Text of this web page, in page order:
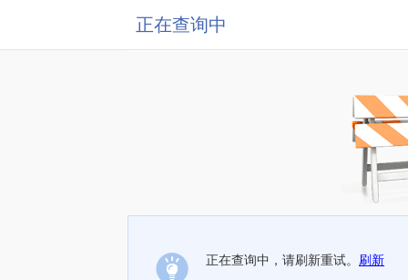
正在查询中
正在查询中，请刷新重试。 刷新